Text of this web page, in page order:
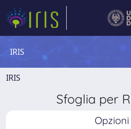
IRIS
IRIS
Sfoglia per
Opzioni